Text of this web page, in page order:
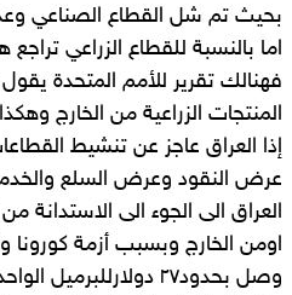
بحيث تم شل القطاع الصناعي
اما بالنسبة للقطاع الزراعي
المنتجات الزراعية من الخارج
إذا العراق عاجز عن تنشيط
عرض النقود وعرض السلع
العراق الى الجوء الى الاستدانة
اومن الخارج وبسبب أزمة
وصل بحدود٢٧ دولارللبرميل الواحد.